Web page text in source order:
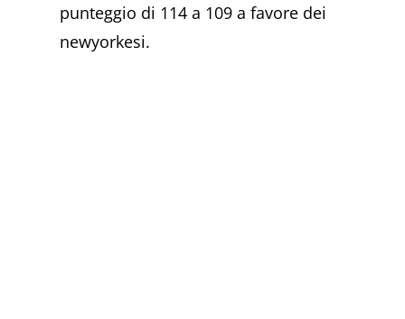
punteggio di 114 a 109 a favore dei
newyorkesi.